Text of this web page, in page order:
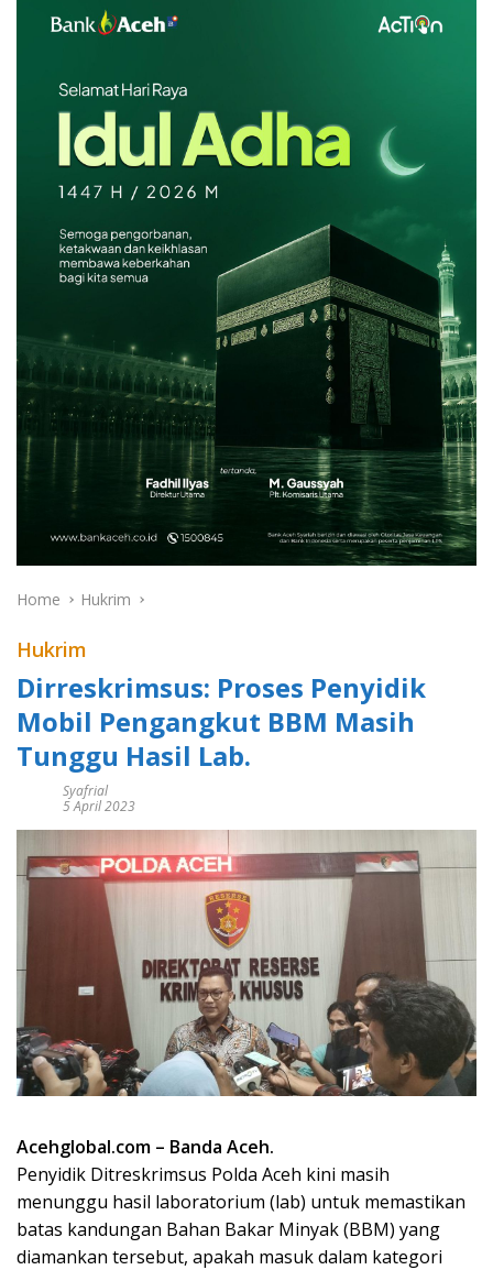
Home Hukrim
Hukrim
Dirreskrimsus: Proses Penyidik
Mobil Pengangkut BBM Masih
Tunggu Hasil Lab.
Syafrial
5 April 2023
Acehglobal.com – Banda Aceh.
Penyidik Ditreskrimsus Polda Aceh kini masih
menunggu hasil laboratorium (lab) untuk memastikan
batas kandungan Bahan Bakar Minyak (BBM) yang
diamankan tersebut, apakah masuk dalam kategori